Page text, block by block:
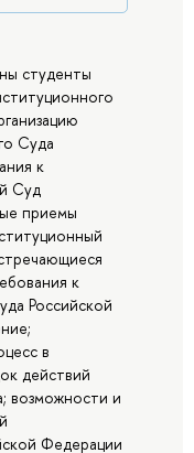
студенты
Суда
к
Суд
приемы
к
Российской
в
действий
возможности и
Федерации